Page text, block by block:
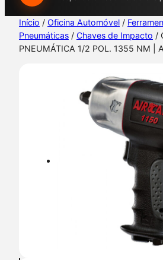
Início / Oficina Automóvel /
Pneumáticas / Chaves de Impacto /
PNEUMÁTICA 1/2 POL. 1355 NM |